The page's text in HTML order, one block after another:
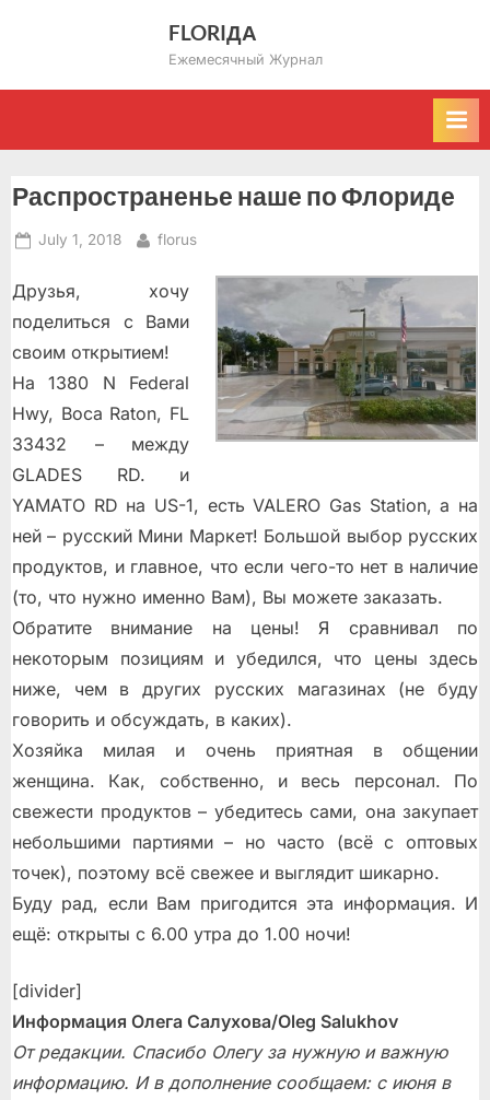
FLORIДА
Ежемесячный Журнал
Распространенье наше по Флориде
Posted
July 1, 2018 By
florus
Друзья, хочу
поделиться с Вами
своим открытием!
На 1380 N Federal
Hwy, Boca Raton, FL
33432 – между
GLADES RD. и
YAMATO RD на US-1, есть VALERO Gas Station, a на
ней – русский Мини Маркет! Большой выбор русских
продуктов, и главное, что если чего-то нет в наличие
(то, что нужно именно Вам), Вы можете заказать.
Обратите внимание на цены! Я сравнивал по
некоторым позициям и убедился, что цены здесь
ниже, чем в других русских магазинах (не буду
говорить и обсуждать, в каких).
Хозяйка милая и очень приятная в общении
женщина. Как, собственно, и весь персонал. По
свежести продуктов – убедитесь сами, она закупает
небольшими партиями – но часто (всё с оптовых
точек), поэтому всё свежее и выглядит шикарно.
Буду рад, если Вам пригодится эта информация. И
ещё: открыты с 6.00 утра до 1.00 ночи!
[divider]
Информация Олега Салухова/Oleg Salukhov
От редакции. Спасибо Олегу за нужную и важную
информацию. И в дополнение сообщаем: с июня в